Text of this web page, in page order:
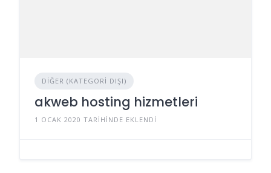
DIĞER (KATEGORI DIŞI)
akweb hosting hizmetleri
1 OCAK 2020 TARIHINDE EKLENDI